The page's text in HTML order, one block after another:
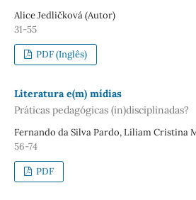
Alice Jedličková (Autor)
31-55
PDF (Inglês)
Literatura e(m) mídias
Práticas pedagógicas (in)disciplinadas?
Fernando da Silva Pardo, Liliam Cristina
56-74
PDF